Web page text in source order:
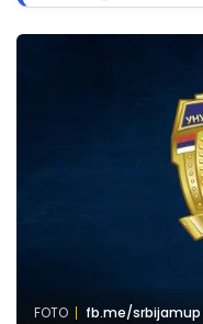
FOTO fb.me/srbijamup